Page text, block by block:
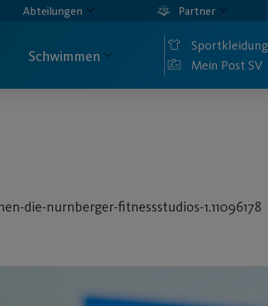
Abteilungen Partner
Schwimmen
Sportkleidung
Mein Post SV
die-nurnberger-fitnessstudios-1.11096178